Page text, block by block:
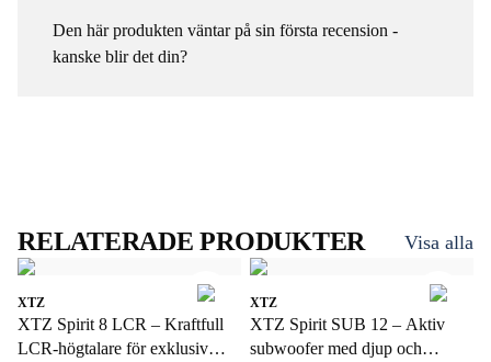
Den här produkten väntar på sin första recension -
kanske blir det din?
RELATERADE PRODUKTER Visa alla
XTZ
XTZ Spirit 8 LCR – Kraftfull
LCR-högtalare för exklusiv
XTZ
XTZ Spirit SUB 12 – Aktiv
subwoofer med djup och